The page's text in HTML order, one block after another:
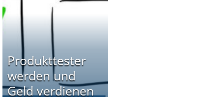
Produkttester
werden und
Geld verdienen